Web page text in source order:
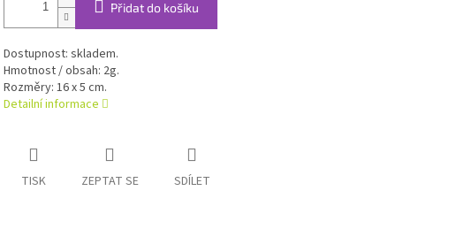
Přidat do košíku
Dostupnost: skladem.
Hmotnost / obsah: 2g.
Rozměry: 16 x 5 cm.
Detailní informace
TISK ZEPTAT SE SDÍLET